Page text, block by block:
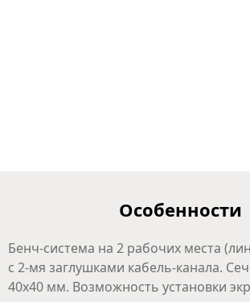
Особенности
Бенч-система на 2 рабочих места
с 2-мя заглушками кабель-канала.
40х40 мм. Возможность установки